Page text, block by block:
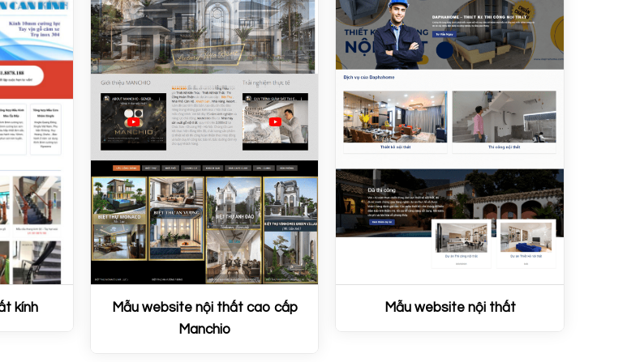
kính
Mẫu website nội thất cao cấp
Manchio
Mẫu website nội thất